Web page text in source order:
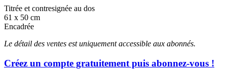
Titrée et contresignée au dos
61 x 50 cm
Encadrée
Le détail des ventes est uniquement accessible aux abonnés.
Créez un compte gratuitement puis abonnez-vous !